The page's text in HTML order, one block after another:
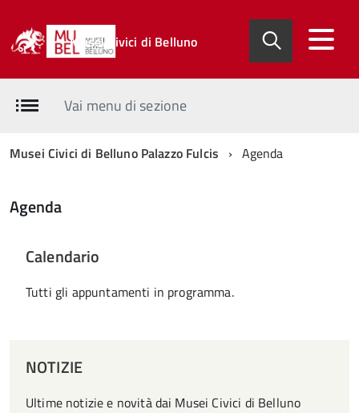
Musei Civici di Belluno
Vai menu di sezione
Musei Civici di Belluno Palazzo Fulcis Agenda
Agenda
Calendario
Tutti gli appuntamenti in programma.
NOTIZIE
Ultime notizie e novità dai Musei Civici di Belluno